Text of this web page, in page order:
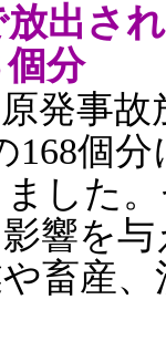
出さ
分
発事故
168個
した
響を
畜産